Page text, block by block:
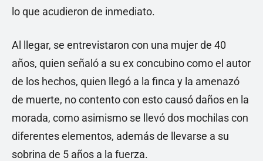
lo que acudieron de inmediato.
Al llegar, se entrevistaron con una mujer de 40
años, quien señaló a su ex concubino como el autor
de los hechos, quien llegó a la finca y la amenazó
de muerte, no contento con esto causó daños en la
morada, como asimismo se llevó dos mochilas con
diferentes elementos, además de llevarse a su
sobrina de 5 años a la fuerza.